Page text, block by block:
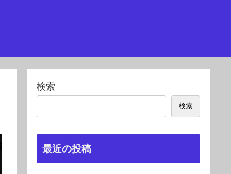
検索
検索
最近の投稿